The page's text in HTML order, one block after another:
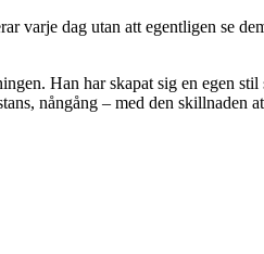
varje dag utan att egentligen se
Han har skapat sig en egen
nångång – med den skillnaden